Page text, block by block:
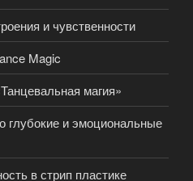
и чувственности
Magic
магия»
глубокие и эмоциональные
в стрип пластике